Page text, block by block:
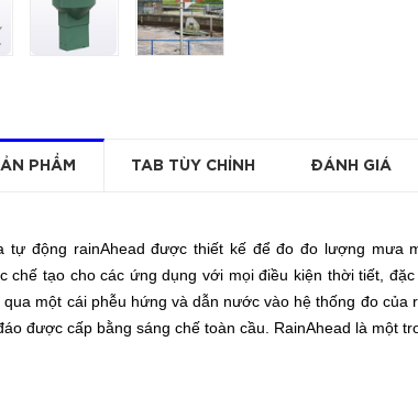
PHẨM TAB TÙY CHỈNH ĐÁNH GIÁ
tự động rainAhead được thiết kế để đo đo lượng mưa
chế tạo cho các ứng dụng với mọi điều kiện thời tiết,
một cái phễu hứng và dẫn nước vào hệ thống đo của
được cấp bằng sáng chế toàn cầu. RainAhead là một